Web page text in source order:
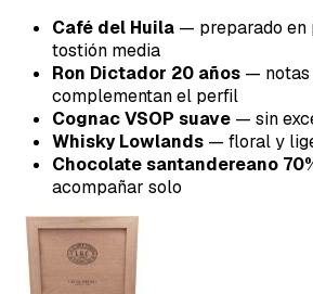
Café del Huila — preparado en
tostión media
Ron Dictador 20 años — notas
complementan el perfil
Cognac VSOP suave — sin
Whisky Lowlands — floral y
Chocolate santandereano
acompañar solo